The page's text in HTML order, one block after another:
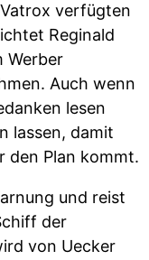
verfügten
Reginald
Werber
Auch wenn
lesen
lassen, damit
den Plan kommt.
und reist
der
von Uecker